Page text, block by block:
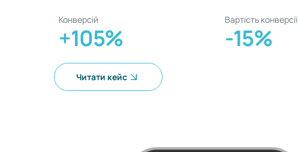
Конверсій
+105%
Вартість конверсії
-15%
Читати кейс